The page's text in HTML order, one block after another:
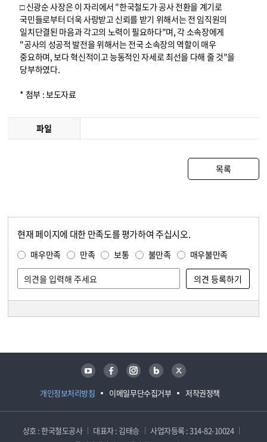
□ 신광순 사장은 이 자리에서 "한국철도가 공사 전환을 계기로
국민들로부터 더욱 사랑받고 신뢰를 받기 위해서는 전 임직원의
일치단결된 마음과 각고의 노력이 필요하다"며, 각 소속장에게
"공사의 성공적 발전을 위해서는 전국 소속장의 역할이 매우
중요하며, 보다 혁신적이고 능동적인 자세로 최선을 다해 줄 것"을
당부하였다.
* 첨부 : 보도자료
파일
목록
현재 페이지에 대한 만족도를 평가하여 주십시오.
매우만족 만족 보통 불만족 매우불만족
개인정보처리방침 이메일무단수집거부 저작권정책
유튜브 페이스북 인스타그램 블로그 트위터
상호 : 한국철도공사 대표자 : 김태승
사업자등록 : 314-82-10024